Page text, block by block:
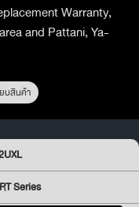
Warranty,
and Pattani, Ya-
บสินค้า
Series